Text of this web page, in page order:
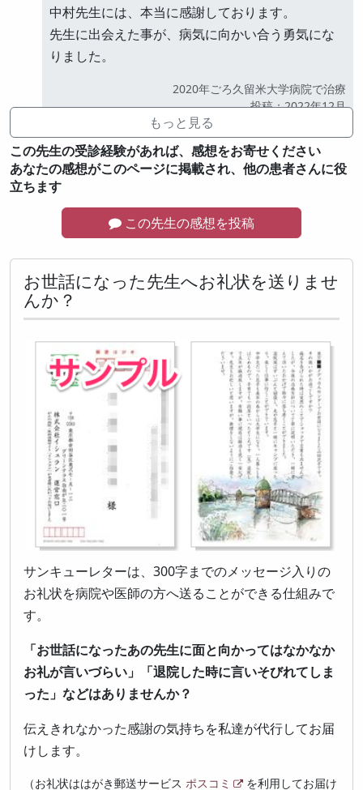
中村先生には、本当に感謝しております。
先生に出会えた事が、病気に向かい合う勇気にな
りました。
2020年ごろ久留米大学病院で治療
投稿：2022年12月公
もっと見る
この先生の受診経験があれば、感想をお寄せください
あなたの感想がこのページに掲載され、他の患者さんに役
立ちます
この先生の感想を投稿
お世話になった先生へお礼状を送りませ
んか？
サンキューレターは、300字までのメッセージ入りの
お礼状を病院や医師の方へ送ることができる仕組みで
す。
「お世話になったあの先生に面と向かってはなかなか
お礼が言いづらい」「退院した時に言いそびれてしま
った」などはありませんか？
伝えきれなかった感謝の気持ちを私達が代行してお届
けします。
（お礼状ははがき郵送サービス ポスコミ を利用してお届け